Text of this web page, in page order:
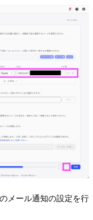
メール通知の設定を行